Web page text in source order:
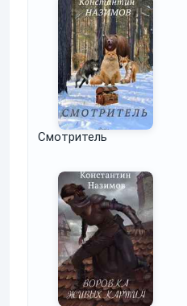
Смотритель